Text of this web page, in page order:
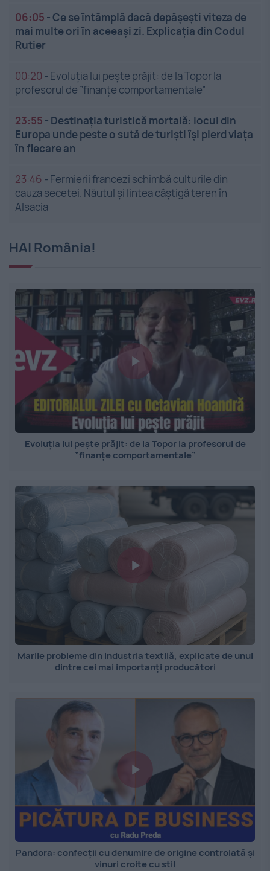
06:05 -Ce se întâmplă dacă depășești viteza de
mai multe ori în aceeași zi. Explicația din Codul
Rutier
00:20 - Evoluția lui pește prăjit: de la Topor la
profesorul de ”finanțe comportamentale”
23:55 - Destinația turistică mortală: locul din
Europa unde peste o sută de turiști își pierd viața
în fiecare an
23:46 - Fermierii francezi schimbă culturile din
cauza secetei. Năutul și lintea câștigă teren în
Alsacia
HAI România!
Evoluția lui pește prăjit: de la Topor la profesorul de
”finanțe comportamentale”
Marile probleme din industria textilă, explicate de unul
dintre cei mai importanți producători
Pandora: confecții cu denumire de origine controlată și
vinuri croite cu stil